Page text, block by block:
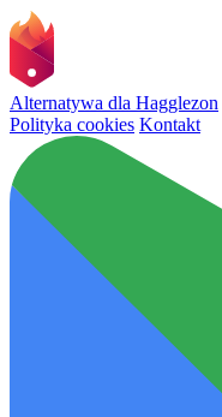
Alternatywa dla Hagglezon
Polityka cookies Kontakt